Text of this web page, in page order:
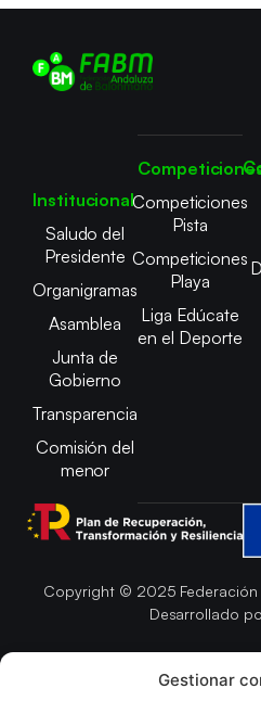
Gestionar
Institucional
Saludo del
Presidente
Organigramas
Asamblea
Junta de
Gobierno
Transparencia
Comisión del
menor
Competiciones
Pista
Competiciones
Playa
Liga Edúcate
en el Deporte
Copyright © 2025 Federación
Desarrollado
Aviso Legal
Política de Privacidad y cookies